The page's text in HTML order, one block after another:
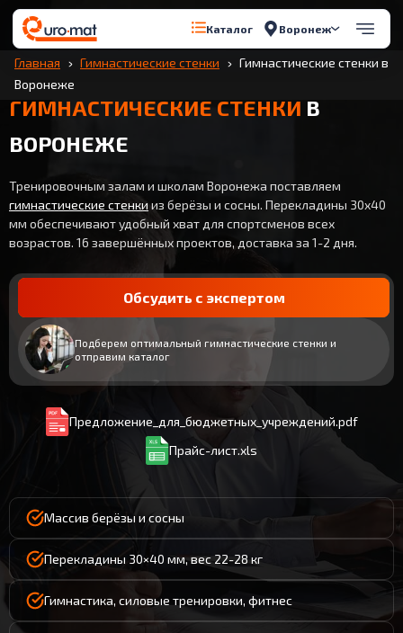
Каталог Воронеж
Главная Гимнастические стенки
Гимнастические стенки в
Воронеже
ГИМНАСТИЧЕСКИЕ СТЕНКИ В
ВОРОНЕЖЕ
Тренировочным залам и школам Воронежа поставляем
гимнастические стенкииз берёзы и сосны. Перекладины 30x40
мм обеспечивают удобный хват для спортсменов всех
возрастов. 16 завершённых проектов, доставка за 1-2 дня.
Обсудить с экспертом
Подберем оптимальный гимнастические стенки и
отправим каталог
Предложение_для_бюджетных_учреждений.pdf
Прайс-лист.xls
Массив берёзы и сосны
Перекладины 30×40 мм, вес 22-28 кг
Гимнастика, силовые тренировки, фитнес